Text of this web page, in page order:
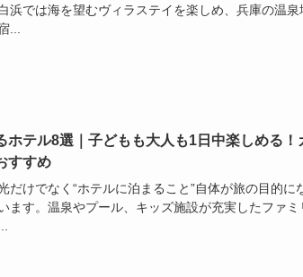
浜では海を望むヴィラステイを楽しめ、兵庫の温泉
...
ホテル8選｜子どもも大人も1日中楽しめる！
すすめ
だけでなく“ホテルに泊まること”自体が旅の目的に
ます。温泉やプール、キッズ施設が充実したファミ